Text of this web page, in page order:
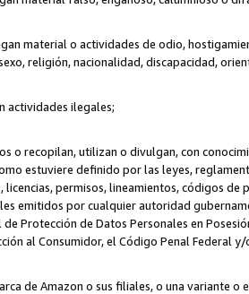
material o actividades de odio,
religión, nacionalidad, discapacidad,
actividades ilegales;
o recopilan, utilizan o divulgan, con
estuviere definido por las leyes,
permisos, lineamientos, códigos
emitidos por cualquier autoridad
Protección de Datos Personales en
al Consumidor, el Código Penal Federal
de Amazon o sus filiales, o una variante